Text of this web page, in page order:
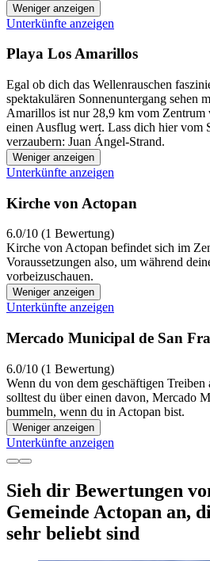
Weniger anzeigen
Unterkünfte anzeigen
Playa Los Amarillos
Egal ob dich das Wellenrauschen
spektakulären Sonnenuntergang sehen
Amarillos ist nur 28,9 km vom Zentrum
einen Ausflug wert. Lass dich hier vom
verzaubern: Juan Ángel-Strand.
Weniger anzeigen
Unterkünfte anzeigen
Kirche von Actopan
6.0/10 (1 Bewertung)
Kirche von Actopan befindet sich im
Voraussetzungen also, um während
vorbeizuschauen.
Weniger anzeigen
Unterkünfte anzeigen
Mercado Municipal de San
6.0/10 (1 Bewertung)
Wenn du von dem geschäftigen
solltest du über einen davon, Mercado
bummeln, wenn du in Actopan bist.
Weniger anzeigen
Unterkünfte anzeigen
Sieh dir Bewertungen
Gemeinde Actopan an,
sehr beliebt sind